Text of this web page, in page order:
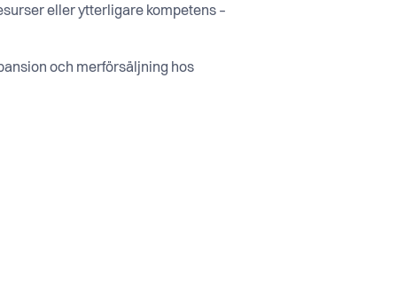
eller ytterligare kompetens –
och merförsäljning hos